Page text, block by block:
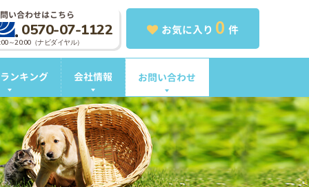
お気に入り 0 件
い合わせはこちら
0570-07-1122
～20:00（ナビダイヤル）
ンキング 会社情報 お問い合わせ